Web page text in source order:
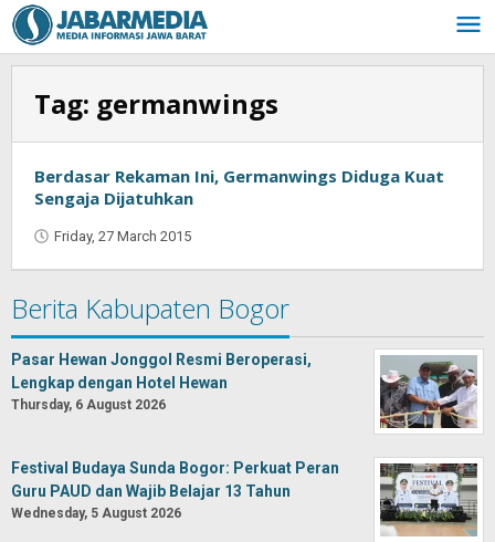
Skip
to
content
Tag: germanwings
Berdasar Rekaman Ini, Germanwings Diduga Kuat
Sengaja Dijatuhkan
Friday, 27 March 2015
Saputra
Berita Kabupaten Bogor
Pasar Hewan Jonggol Resmi Beroperasi,
Lengkap dengan Hotel Hewan
Thursday, 6 August 2026
Festival Budaya Sunda Bogor: Perkuat Peran
Guru PAUD dan Wajib Belajar 13 Tahun
Wednesday, 5 August 2026